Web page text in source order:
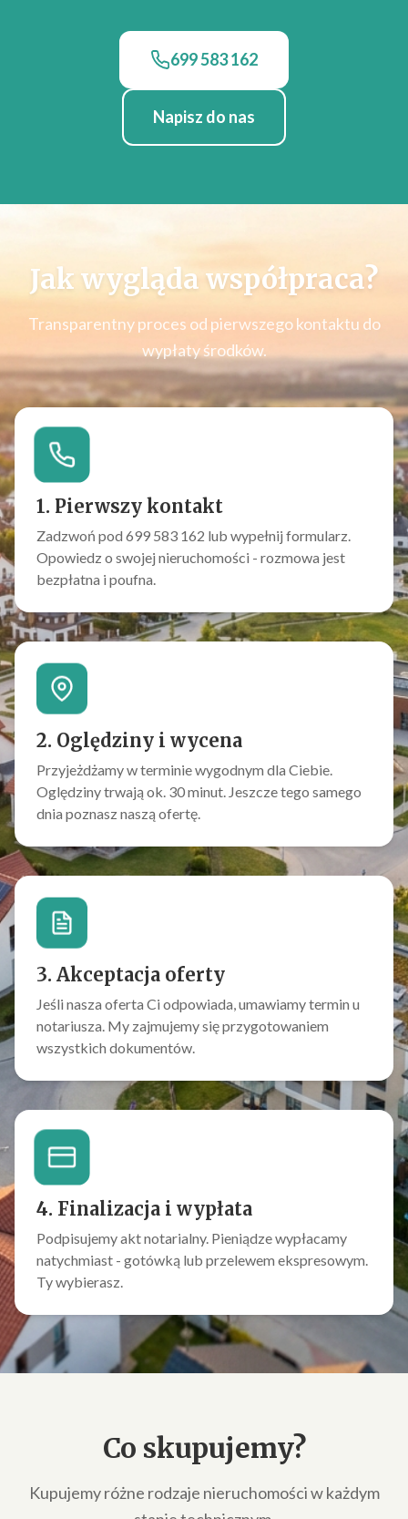
699 583 162
Napisz do nas
Jak wygląda współpraca?
Transparentny proces od pierwszego kontaktu do
wypłaty środków.
1. Pierwszy kontakt
Zadzwoń pod 699 583 162 lub wypełnij formularz.
Opowiedz o swojej nieruchomości - rozmowa jest
bezpłatna i poufna.
2. Oględziny i wycena
Przyjeżdżamy w terminie wygodnym dla Ciebie.
Oględziny trwają ok. 30 minut. Jeszcze tego samego
dnia poznasz naszą ofertę.
3. Akceptacja oferty
Jeśli nasza oferta Ci odpowiada, umawiamy termin u
notariusza. My zajmujemy się przygotowaniem
wszystkich dokumentów.
4. Finalizacja i wypłata
Podpisujemy akt notarialny. Pieniądze wypłacamy
natychmiast - gotówką lub przelewem ekspresowym.
Ty wybierasz.
Co skupujemy?
Kupujemy różne rodzaje nieruchomości w każdym